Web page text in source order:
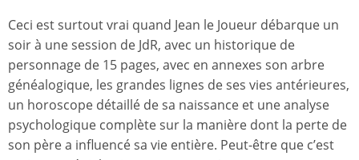
Ceci est surtout vrai quand Jean le Joueur débarque un
soir à une session de JdR, avec un historique de
personnage de 15 pages, avec en annexes son arbre
généalogique, les grandes lignes de ses vies antérieures,
un horoscope détaillé de sa naissance et une analyse
psychologique complète sur la manière dont la perte de
son père a influencé sa vie entière. Peut-être que c’est